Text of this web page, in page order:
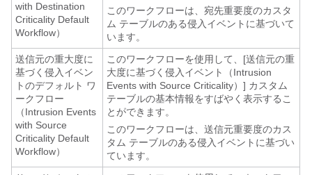
with Destination
Criticality Default
Workflow）
このワークフローは、宛先重要度のカスタ
ム テーブルのある侵入イベントに基づいて
います。
送信元の重大度に
基づく侵入イベン
トのデフォルト ワ
ークフロー
（Intrusion Events
with Source
Criticality Default
Workflow）
このワークフローを使用して、[送信元の重
大度に基づく侵入イベント（Intrusion
Events with Source Criticality）] カスタム
テーブルの基本情報をすばやく表示するこ
とができます。
このワークフローは、送信元重要度のカス
タム テーブルのある侵入イベントに基づい
ています。